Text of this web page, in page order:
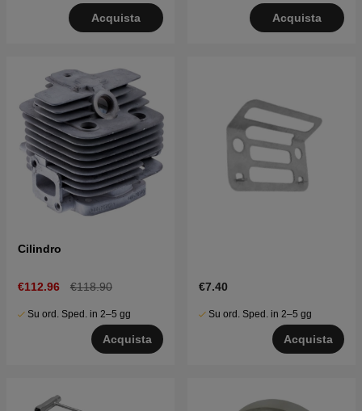
Acquista Acquista
Cilindro
€112.96 €118.90
Su ord. Sped. in 2–5 gg
Acquista
€7.40
Su ord. Sped. in 2–5 gg
Acquista